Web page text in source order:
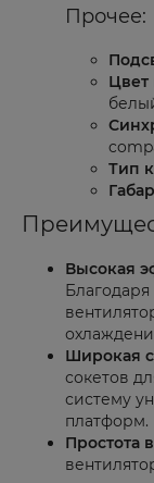
Прочее:
Цвет
Тип
Высокая
Широкая
сокетов
систему
платформ.
Простота